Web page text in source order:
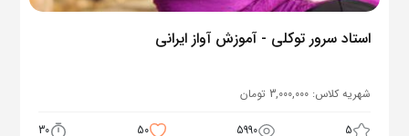
استاد سرور توکلی - آموزش آواز ایرانی
شهریه کلاس: 3,000,000تومان
5
5990
50
30